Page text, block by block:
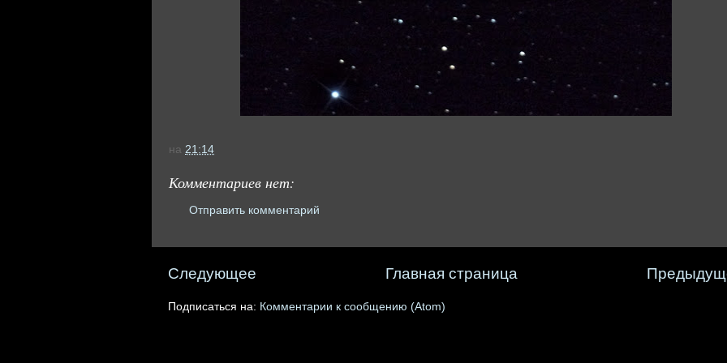
на 21:14
Комментариев нет:
Отправить комментарий
Следующее Главная страница
Подписаться на: Комментарии к сообщению (Atom)